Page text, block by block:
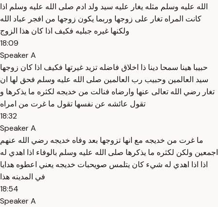
الله عليه وسلم مثله يغار عليه سيد ولد ادم صلى الله عليه وسلم اذا
كانت المراه تغار على زوجها وربما يكون زوجها من افجر عباد الله
ولكنها غيره جبليه فكيف اذا كان هذا الزوج
18:09
Speaker A
حبيبا هينا سمحا دينا ذا اخلاق فاضله تزيد غيرتها فكيف اذا كان زوجها
سيد العالمين وحبيب رب العالمين صلى الله عليه وسلم فحق لها ان
تغار رضي الله تعالى عنها وارضاه فنالت من خديجه لكثره ما يذكرها و
تقول عائشه عن نفسها تقول ما غرت من امراه
18:32
Speaker A
ما غرت من خديجه مع انها تزوجها بعد وفاه خديجه رضي الله عنهم
اجمعين ولكن لكثره ما يذكرها صلى الله عليه وسلم بالوفاء اذا اهدي له
اذا اذا اهدي له شيء كان يتلمس صويحبات خديجه يعني اعطوه هدايا
في المدينه هذا
18:54
Speaker A